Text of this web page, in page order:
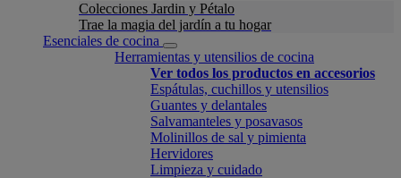
Colecciones Jardin y Pétalo
Trae la magia del jardín a tu hogar
Esenciales de cocina
Herramientas y utensilios de cocina
Ver todos los productos en accesorios
Espátulas, cuchillos y utensilios
Guantes y delantales
Salvamanteles y posavasos
Molinillos de sal y pimienta
Hervidores
Limpieza y cuidado